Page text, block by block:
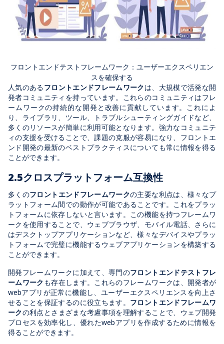
フロントエンドテストフレームワーク：ユーザーエクスペリエン
スを確保する
人気のあるフロントエンドフレームワーク は、大規模で活発な開
発者コミュニティを持っています。これらのコミュニティはフレ
ームワークの持続的な開発と改善に貢献しています。これによ
り、ライブラリ、ツール、トラブルシューティングガイドなど、
多くのリソースが簡単に利用可能となります。強力なコミュニテ
ィの支援を受けることで、課題の克服が容易になり、フロントエ
ンド開発の最新のベストプラクティスについても常に情報を得る
ことができます。
2.5クロスプラットフォーム互換性
多くのフロントエンドフレームワークの主要な利点は、様々なプ
ラットフォーム間での動作が可能であることです。これをプラッ
トフォームに依存しないと言います。この機能を持つフレームワ
ークを使用することで、ウェブブラウザ、モバイル電話、さらに
はデスクトップアプリケーションなど、様々なデバイスやプラッ
トフォームで完璧に機能するウェブアプリケーションを構築する
ことができます。
開発フレームワークに加えて、専門のフロントエンドテストフレ
ームワーク も存在します。これらのフレームワークは、開発者が
webアプリが正常に機能し、ユーザーエクスペリエンスを向上さ
せることを保証するのに役立ちます。 フロントエンドフレームワ
ークの利点とさまざまな考慮事項を理解することで、ウェブ開発
プロセスを効率化し、優れたwebアプリを作成するために情報を
得ることができます。